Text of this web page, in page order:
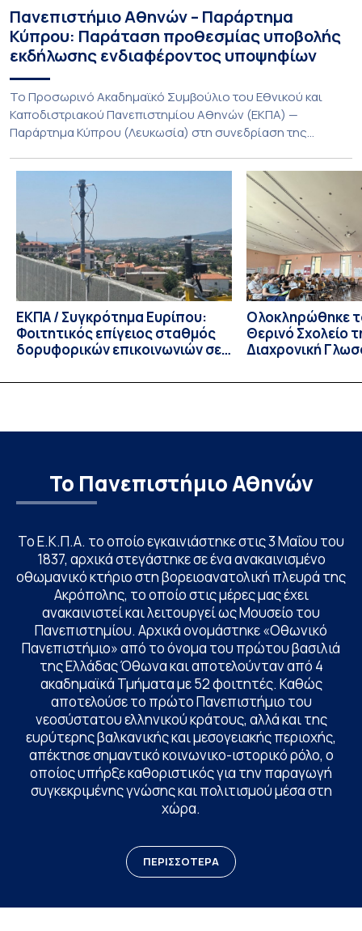
Πανεπιστήμιο Αθηνών – Παράρτημα
Κύπρου: Παράταση προθεσμίας υποβολής
εκδήλωσης ενδιαφέροντος υποψηφίων
Το Προσωρινό Ακαδημαϊκό Συμβούλιο του Εθνικού και
Καποδιστριακού Πανεπιστημίου Αθηνών (ΕΚΠΑ) —
Παράρτημα Κύπρου (Λευκωσία) στη συνεδρίαση της
παράταση της προθεσμίας υποβολής εκδήλωσης
ενδιαφέροντος για την φοίτηση σε Προγράμματα Σπουδών,
Τμημάτων του Πανεπιστημίου μας στο Παράρτημα Κύπρου
για το ακαδημαϊκό έτος 2026-2027, έως τη Δευτέρα 31
Αυγούστου 2026. […]
ΕΚΠΑ / Συγκρότημα Ευρίπου:
Φοιτητικός επίγειος σταθμός
δορυφορικών επικοινωνιών σε
Ολοκληρώθηκε
Θερινό Σχολείο
Διαχρονική
Linguistics in
Το Πανεπιστήμιο Αθηνών
Το Ε.Κ.Π.Α. το οποίο εγκαινιάστηκε στις 3 Μαΐου του
1837, αρχικά στεγάστηκε σε ένα ανακαινισμένο
οθωμανικό κτήριο στη βορειοανατολική πλευρά της
Ακρόπολης, το οποίο στις μέρες μας έχει
ανακαινιστεί και λειτουργεί ως Μουσείο του
Πανεπιστημίου. Αρχικά ονομάστηκε «Οθωνικό
Πανεπιστήμιο» από το όνομα του πρώτου βασιλιά
της Ελλάδας Όθωνα και αποτελούνταν από 4
ακαδημαϊκά Τμήματα με 52 φοιτητές. Καθώς
αποτελούσε το πρώτο Πανεπιστήμιο του
νεοσύστατου ελληνικού κράτους, αλλά και της
ευρύτερης βαλκανικής και μεσογειακής περιοχής,
απέκτησε σημαντικό κοινωνικο-ιστορικό ρόλο, ο
οποίος υπήρξε καθοριστικός για την παραγωγή
συγκεκριμένης γνώσης και πολιτισμού μέσα στη
χώρα.
ΠΕΡΙΣΣΟΤΕΡΑ